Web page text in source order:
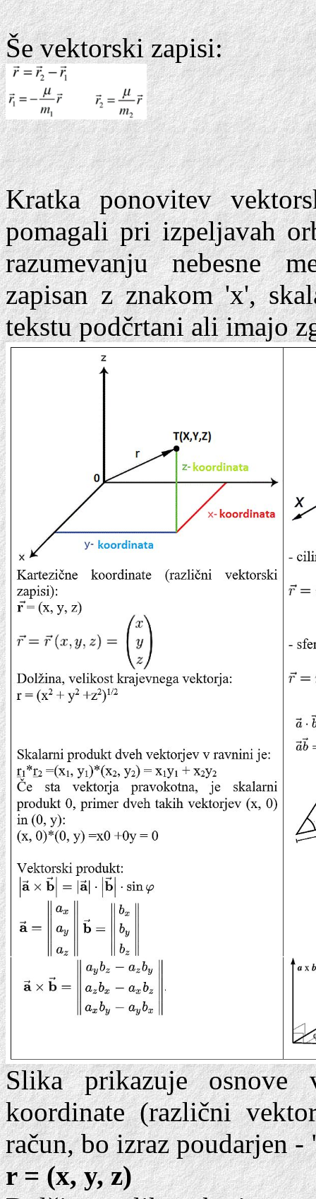
Še vektorski zapisi:
Kratka ponovitev
pomagali pri izpeljavah
razumevanju nebesne
zapisan z znakom 'x',
tekstu podčrtani ali imajo
Slika prikazuje osnove
koordinate (različni
račun, bo izraz poudarjen
r = (x, y, z)